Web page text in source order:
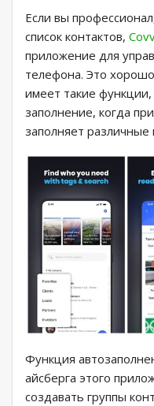
Если вы
список контактов,
приложение для
телефона. Это
имеет такие функции,
заполнение, когда
заполняет различные
Функция
айсберга этого
создавать группы